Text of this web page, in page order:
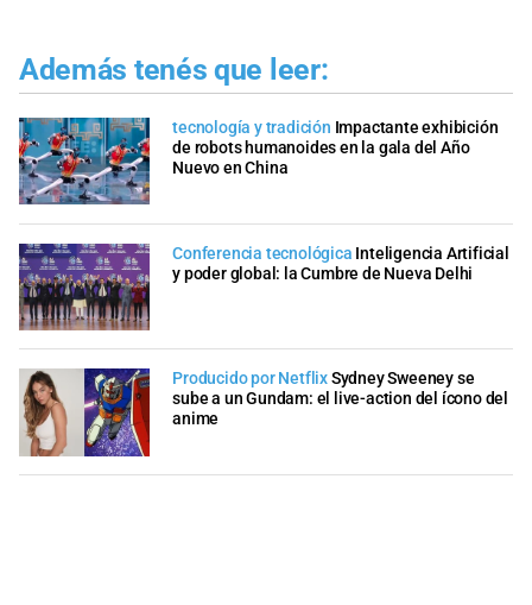
Además tenés que leer:
tecnología y tradición Impactante exhibición
de robots humanoides en la gala del Año
Nuevo en China
Conferencia tecnológica Inteligencia Artificial
y poder global: la Cumbre de Nueva Delhi
Producido por NetflixSydney Sweeney se
sube a un Gundam: el live-action del ícono del
anime